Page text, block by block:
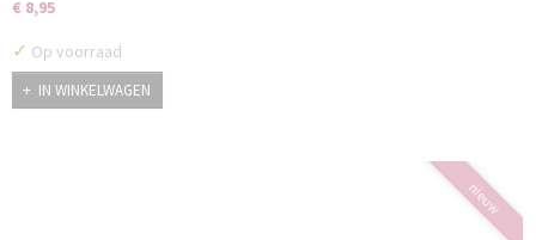
€ 8,95
✓ Op voorraad
IN WINKELWAGEN
nieuw